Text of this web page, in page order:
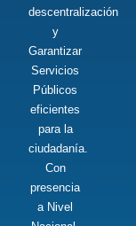
descentralización
y
Garantizar
Servicios
Públicos
eficientes
para la
ciudadanía.
Con
presencia
a Nivel